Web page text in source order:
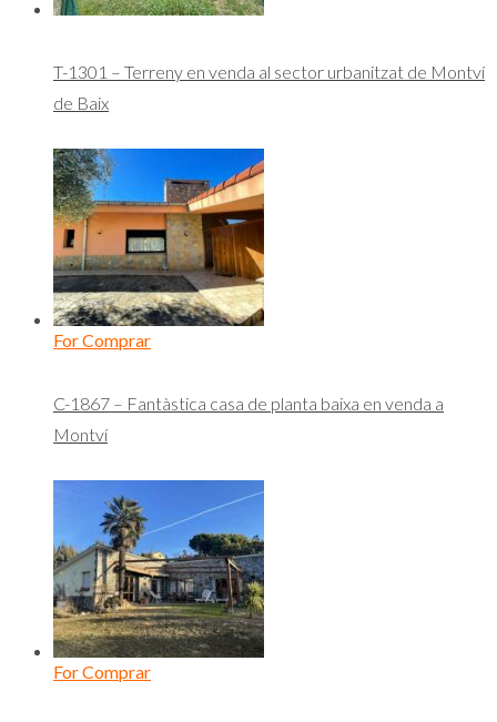
T-1301 – Terreny en venda al sector urbanitzat de Montví
de Baix
For Comprar
C-1867 – Fantàstica casa de planta baixa en venda a
Montví
For Comprar